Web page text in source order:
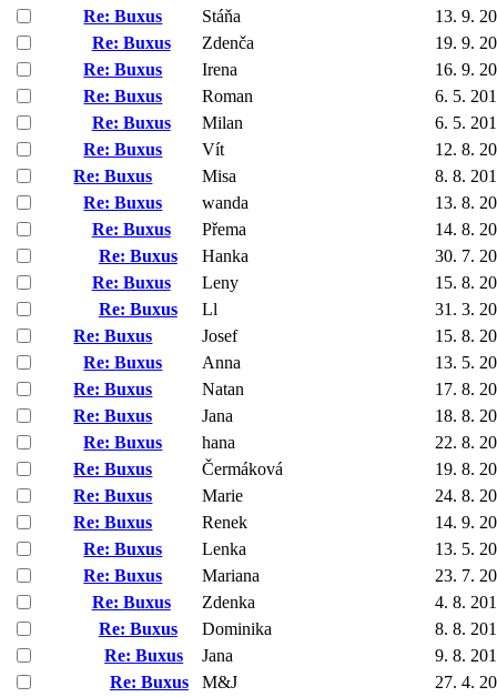
Re: Buxus
Stáňa
13. 9.
Re: Buxus
Zdenča
19. 9.
Re: Buxus
Irena
16. 9.
Re: Buxus
Roman
6. 5.
Re: Buxus
Milan
6. 5.
Re: Buxus
Vít
12. 8.
Re: Buxus
Misa
8. 8.
Re: Buxus
wanda
13. 8.
Re: Buxus
Přema
14. 8.
Re: Buxus
Hanka
30. 7.
Re: Buxus
Leny
15. 8.
Re: Buxus
Ll
31. 3.
Re: Buxus
Josef
15. 8.
Re: Buxus
Anna
13. 5.
Re: Buxus
Natan
17. 8.
Re: Buxus
Jana
18. 8.
Re: Buxus
hana
22. 8.
Re: Buxus
Čermáková
19. 8.
Re: Buxus
Marie
24. 8.
Re: Buxus
Renek
14. 9.
Re: Buxus
Lenka
13. 5.
Re: Buxus
Mariana
23. 7.
Re: Buxus
Zdenka
4. 8.
Re: Buxus
Dominika
8. 8.
Re: Buxus
Jana
9. 8.
Re: Buxus
M&J
27. 4.